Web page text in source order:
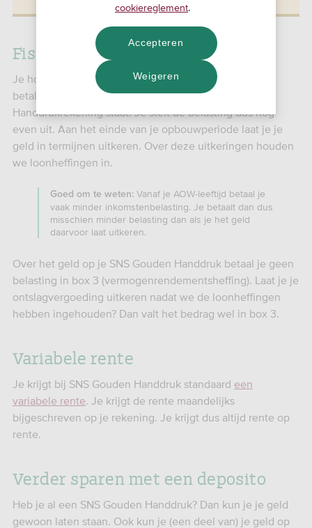
Fiscaal vriendelijk sparen
Je hoeft geen belasting over je ontslagvergoeding te
betalen zolang het geld op je SNS Gouden
Handdrukrekening staat. Je stelt de belasting dus nog
even uit. Aan het einde van je opbouwperiode laat je je
geld in termijnen uitkeren. Over deze uitkeringen houden
we loonheffingen in.
Goed om te weten: Vanaf je AOW-leeftijd betaal je
vaak minder inkomstenbelasting. Je betaalt dan dus
misschien minder belasting dan als je het geld
daarvoor laat uitkeren.
Over het geld op je SNS Gouden Handdruk betaal je geen
belasting in box 3 (vermogenrendementsheffing). Laat je je
ontslagvergoeding uitkeren nadat we de loonheffingen
hebben ingehouden? Dan valt het bedrag wel in box 3.
Variabele rente
Je krijgt bij SNS Gouden Handdruk standaard een
variabele rente. Je krijgt de rente maandelijks
bijgeschreven op je rekening. Je krijgt dus altijd rente op
rente.
Verder sparen met een deposito
Heb je al een SNS Gouden Handdruk? Dan kun je je geld
gewoon laten staan. Ook kun je (een deel van) je geld op
cookiereglement.
Weigeren
Accepteren